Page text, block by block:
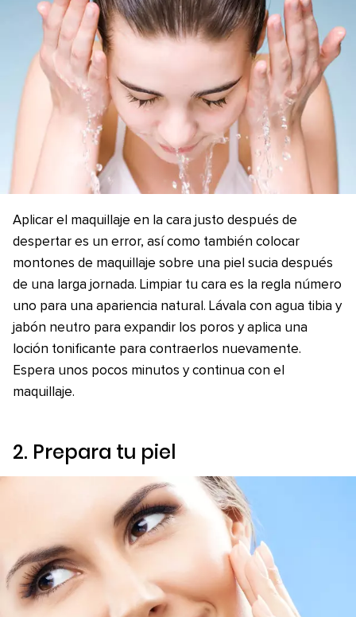
Aplicar el maquillaje en la cara justo después de
despertar es un error, así como también colocar
montones de maquillaje sobre una piel sucia después
de una larga jornada. Limpiar tu cara es la regla número
uno para una apariencia natural. Lávala con agua tibia y
jabón neutro para expandir los poros y aplica una
loción tonificante para contraerlos nuevamente.
Espera unos pocos minutos y continua con el
maquillaje.
2. Prepara tu piel